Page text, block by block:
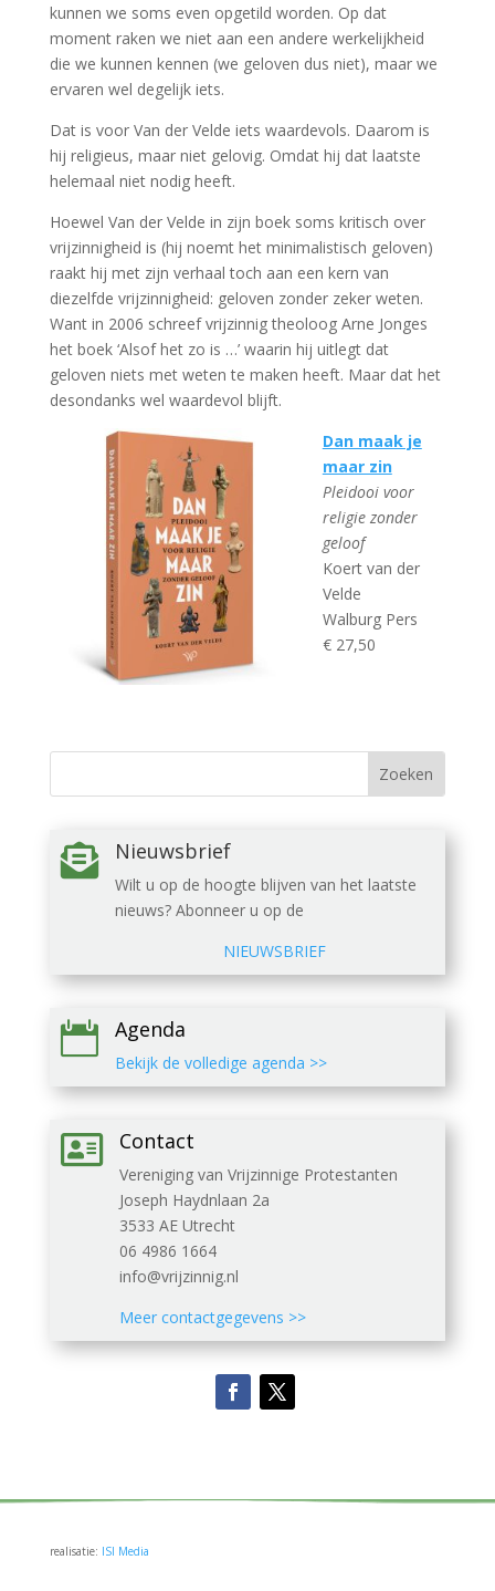
kunnen we soms even opgetild worden. Op dat
moment raken we niet aan een andere werkelijkheid
die we kunnen kennen (we geloven dus niet), maar we
ervaren wel degelijk iets.
Dat is voor Van der Velde iets waardevols. Daarom is
hij religieus, maar niet gelovig. Omdat hij dat laatste
helemaal niet nodig heeft.
Hoewel Van der Velde in zijn boek soms kritisch over
vrijzinnigheid is (hij noemt het minimalistisch geloven)
raakt hij met zijn verhaal toch aan een kern van
diezelfde vrijzinnigheid: geloven zonder zeker weten.
Want in 2006 schreef vrijzinnig theoloog Arne Jonges
het boek ‘Alsof het zo is …’ waarin hij uitlegt dat
geloven niets met weten te maken heeft. Maar dat het
desondanks wel waardevol blijft.
Dan maak je
maar zin
Pleidooi voor
religie zonder
geloof
Koert van der
Velde
Walburg Pers
€ 27,50
 Nieuwsbrief
Wilt u op de hoogte blijven van het laatste
nieuws? Abonneer u op de
NIEUWSBRIEF
 Agenda
Bekijk de volledige agenda >>
 Contact
Vereniging van Vrijzinnige Protestanten
Joseph Haydnlaan 2a
3533 AE Utrecht
06 4986 1664
info@vrijzinnig.nl
Meer contactgegevens >>
realisatie: ISI Media